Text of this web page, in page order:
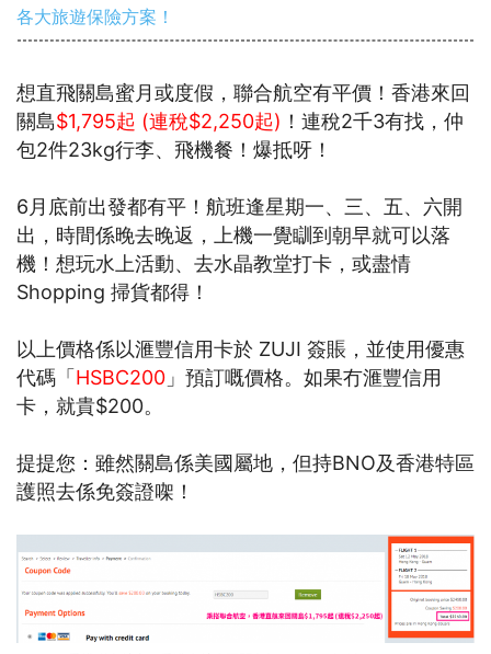
各大旅遊保險方案！
想直飛關島蜜月或度假，聯合航空有平價！香港來回
關島$1,795起 (連稅$2,250起) ！連稅2千3有找，仲
包2件23kg行李、飛機餐！爆抵呀！
6月底前出發都有平！航班逢星期一、三、五、六開
出，時間係晚去晚返，上機一覺瞓到朝早就可以落
機！想玩水上活動、去水晶教堂打卡，或盡情
Shopping 掃貨都得！
以上價格係以滙豐信用卡於 ZUJI 簽賬，並使用優惠
代碼「 HSBC200 」預訂嘅價格。如果冇滙豐信用
卡，就貴$200。
提提您：雖然關島係美國屬地，但持BNO及香港特區
護照去係免簽證㗎！